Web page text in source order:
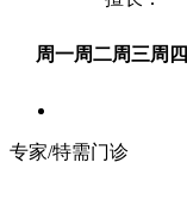
周一周二周三周四
专家/特需门诊